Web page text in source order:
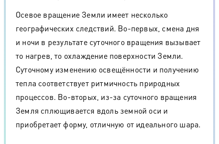
Осевое вращение Земли имеет несколько
географических следствий. Во-первых, смена дня
и ночи в результате суточного вращения вызывает
то нагрев, то охлаждение поверхности Земли.
Суточному изменению освещённости и получению
тепла соответствует ритмичность природных
процессов. Во-вторых, из-за суточного вращения
Земля сплющивается вдоль земной оси и
приобретает форму, отличную от идеального шара.